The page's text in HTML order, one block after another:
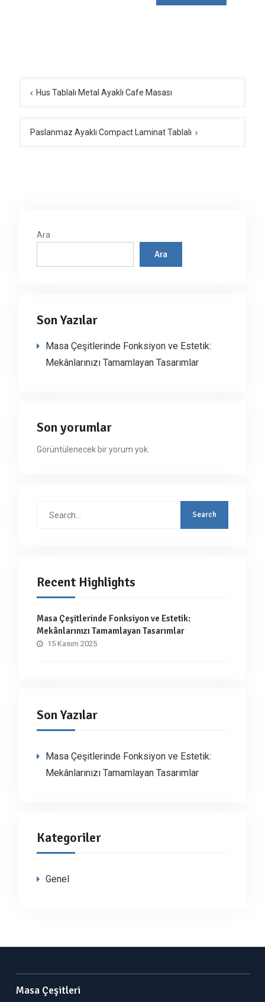
gezinmesi
Hus Tablalı Metal Ayaklı Cafe Masası
Paslanmaz Ayaklı Compact Laminat Tablalı
Ara
Ara
Son Yazılar
Masa Çeşitlerinde Fonksiyon ve Estetik:
Mekânlarınızı Tamamlayan Tasarımlar
Son yorumlar
Görüntülenecek bir yorum yok.
Recent Highlights
Masa Çeşitlerinde Fonksiyon ve Estetik:
Mekânlarınızı Tamamlayan Tasarımlar
15 Kasım 2025
Son Yazılar
Masa Çeşitlerinde Fonksiyon ve Estetik:
Mekânlarınızı Tamamlayan Tasarımlar
Kategoriler
Genel
Masa Çeşitleri